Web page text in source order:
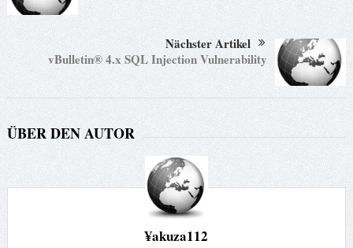
Nächster Artikel
vBulletin® 4.x SQL Injection Vulnerability
ÜBER DEN AUTOR
¥akuza112